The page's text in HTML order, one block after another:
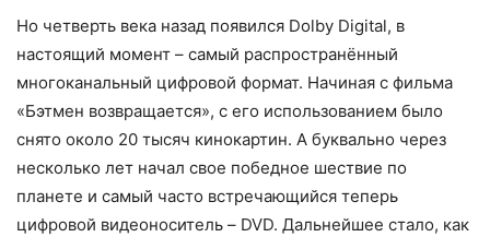
Но четверть века назад появился Dolby Digital, в
настоящий момент – самый распространённый
многоканальный цифровой формат. Начиная с фильма
«Бэтмен возвращается», с его использованием было
снято около 20 тысяч кинокартин. А буквально через
несколько лет начал свое победное шествие по
планете и самый часто встречающийся теперь
цифровой видеоноситель – DVD. Дальнейшее стало, как